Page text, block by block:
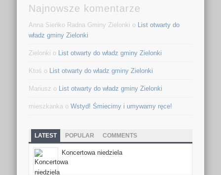
Najnowsze komentarze
Anna Sieńko Radna Gminy Zielonki o List otwarty do
władz gminy Zielonki
Zielonki o List otwarty do władz gminy Zielonki
Ktoś o List otwarty do władz gminy Zielonki
Mariusz o List otwarty do władz gminy Zielonki
mieszkanka oWstyd! Śmiecimy i umywamy ręce!
LATEST POPULAR COMMENTS
Koncertowa niedziela